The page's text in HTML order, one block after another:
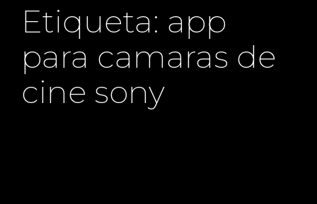
Etiqueta: app
para camaras de
cine sony